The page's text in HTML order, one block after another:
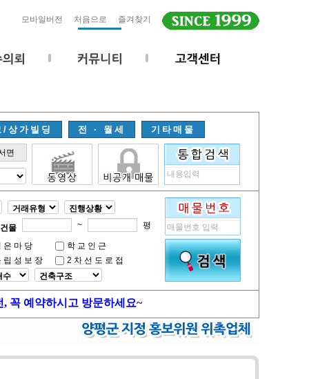
모바일버전 처음으로 즐겨찾기
상가빌딩 전 · 월세 기타매물
면
건물 ~ 평
은마당
학교인근
립성보장
2차선도로접
꼭 예약하시고 방문하세요~